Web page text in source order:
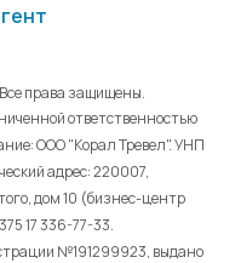
права защищены.
ответственностью
ООО "Корал Тревел". УНП
адрес: 220007,
дом 10 (бизнес-центр
17 336-77-33.
№191299923, выдано